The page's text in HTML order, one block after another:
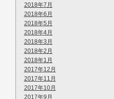
2018年7月
2018年6月
2018年5月
2018年4月
2018年3月
2018年2月
2018年1月
2017年12月
2017年11月
2017年10月
2017年9月